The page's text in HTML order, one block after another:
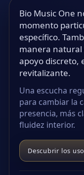
Bio Music One
momento
específico.
manera natural
apoyo discreto,
revitalizante.
Una escucha
para cambiar la
presencia, más
fluidez interior.
Descubrir los